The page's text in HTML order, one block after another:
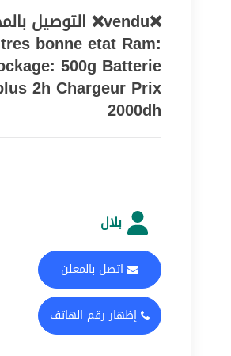
bonne etat Ram:
500g Batterie
2h Chargeur Prix
2000dh
بلال
اتصل بالمعلن
إظهار رقم الهاتف